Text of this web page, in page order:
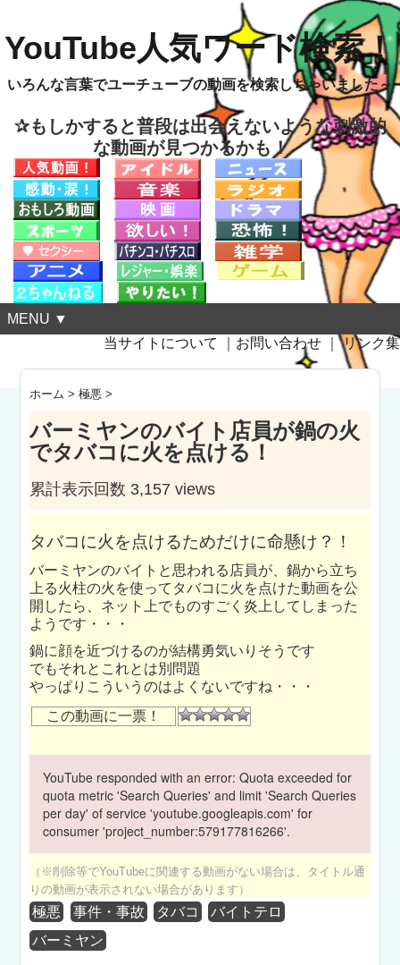
YouTube人気ワード検索！
いろんな言葉でユーチューブの動画を検索しちゃいました～
✰もしかすると普段は出会えないような刺激的
な動画が見つかるかも！
MENU ▼
当サイトについて
お問い合わせ ｜リンク集
ホーム >極悪 >
バーミヤンのバイト店員が鍋の火
でタバコに火を点ける！
累計表示回数 3,157 views
タバコに火を点けるためだけに命懸け？！
バーミヤンのバイトと思われる店員が、鍋から立ち
上る火柱の火を使ってタバコに火を点けた動画を公
開したら、ネット上でものすごく炎上してしまった
ようです・・・
鍋に顔を近づけるのが結構勇気いりそうです
でもそれとこれとは別問題
やっぱりこういうのはよくないですね・・・
この動画に一票！
YouTube responded with an error: Quota exceeded for
quota metric 'Search Queries' and limit 'Search Queries
per day' of service 'youtube.googleapis.com' for
consumer 'project_number:579177816266'.
（※削除等でYouTubeに関連する動画がない場合は、タイトル通
りの動画が表示されない場合があります）
極悪 事件・事故 タバコ
バイトテロ
バーミヤン